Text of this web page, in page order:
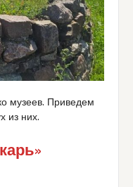
музеев. Приведем
из них.